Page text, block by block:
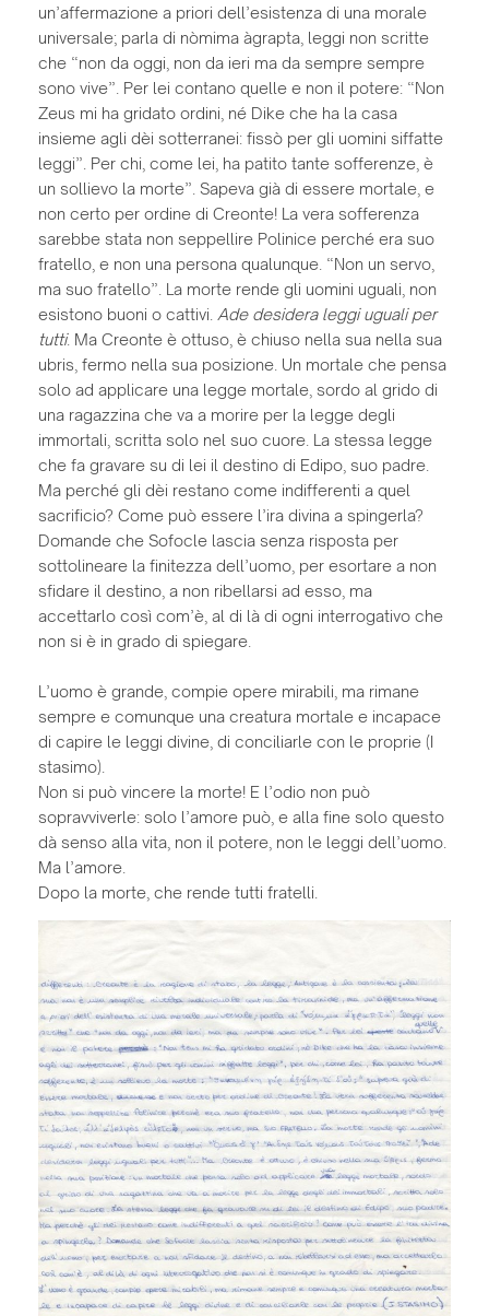
un’affermazione a priori dell’esistenza di una morale
universale; parla di nòmima àgrapta, leggi non scritte
che “non da oggi, non da ieri ma da sempre sempre
sono vive”. Per lei contano quelle e non il potere: “Non
Zeus mi ha gridato ordini, né Dike che ha la casa
insieme agli dèi sotterranei: fissò per gli uomini siffatte
leggi”. Per chi, come lei, ha patito tante sofferenze, è
un sollievo la morte”. Sapeva già di essere mortale, e
non certo per ordine di Creonte! La vera sofferenza
sarebbe stata non seppellire Polinice perché era suo
fratello, e non una persona qualunque. “Non un servo,
ma suo fratello”. La morte rende gli uomini uguali, non
esistono buoni o cattivi. Ade desidera leggi uguali per
tutti. Ma Creonte è ottuso, è chiuso nella sua nella sua
ubris, fermo nella sua posizione. Un mortale che pensa
solo ad applicare una legge mortale, sordo al grido di
una ragazzina che va a morire per la legge degli
immortali, scritta solo nel suo cuore. La stessa legge
che fa gravare su di lei il destino di Edipo, suo padre.
Ma perché gli dèi restano come indifferenti a quel
sacrificio? Come può essere l’ira divina a spingerla?
Domande che Sofocle lascia senza risposta per
sottolineare la finitezza dell’uomo, per esortare a non
sfidare il destino, a non ribellarsi ad esso, ma
accettarlo così com’è, al di là di ogni interrogativo che
non si è in grado di spiegare.
L’uomo è grande, compie opere mirabili, ma rimane
sempre e comunque una creatura mortale e incapace
di capire le leggi divine, di conciliarle con le proprie (I
stasimo).
Non si può vincere la morte! E l’odio non può
sopravviverle: solo l’amore può, e alla fine solo questo
dà senso alla vita, non il potere, non le leggi dell’uomo.
Ma l’amore.
Dopo la morte, che rende tutti fratelli.